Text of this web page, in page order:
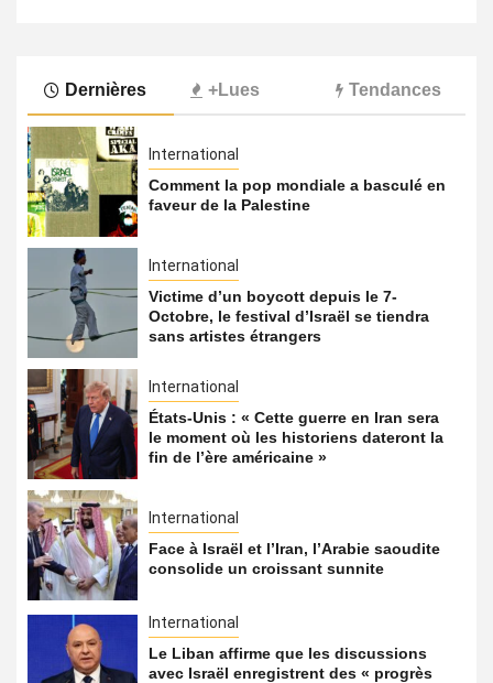
Dernières +Lues Tendances
International
Comment la pop mondiale a basculé en
faveur de la Palestine
International
Victime d’un boycott depuis le 7-
Octobre, le festival d’Israël se tiendra
sans artistes étrangers
International
États-Unis : « Cette guerre en Iran sera
le moment où les historiens dateront la
fin de l’ère américaine »
International
Face à Israël et l’Iran, l’Arabie saoudite
consolide un croissant sunnite
International
Le Liban affirme que les discussions
avec Israël enregistrent des « progrès